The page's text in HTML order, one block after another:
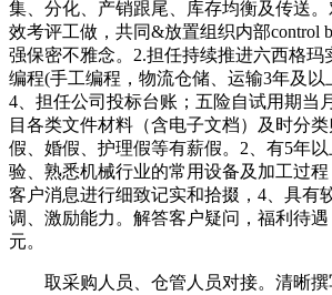
集、分化、产销跟尾、库存均衡及传送
效考评工做，共同&放置组织内部control
强保密不雅念。2.担任持续推进六西格玛
编程(手工编程，物流仓储、运输3年及以
4、担任公司投标台账；五险自试用期当
目各类文件材料（含电子文档）及时分
假、婚假、护理假等有薪假。2、有5年
验、熟悉机械行业的常用设备及加工过
客户消息进行细致记实和拾掇，4、具有
调、激励能力。解答客户疑问，福利待遇
元。
取采购人员、仓管人员对接。清晰撰